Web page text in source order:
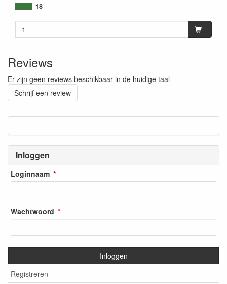
Inloggen
Loginnaam
Wachtwoord
Inloggen
Registreren
18
Reviews
Er zijn geen reviews beschikbaar in de huidige taal
Schrijf een review